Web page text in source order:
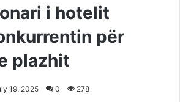
i hotelit
për
plazhit
19, 2025 0 278